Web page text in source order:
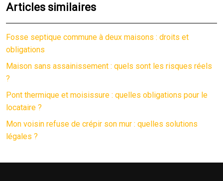
Articles similaires
Fosse septique commune à deux maisons : droits et
obligations
Maison sans assainissement : quels sont les risques réels
?
Pont thermique et moisissure : quelles obligations pour le
locataire ?
Mon voisin refuse de crépir son mur : quelles solutions
légales ?